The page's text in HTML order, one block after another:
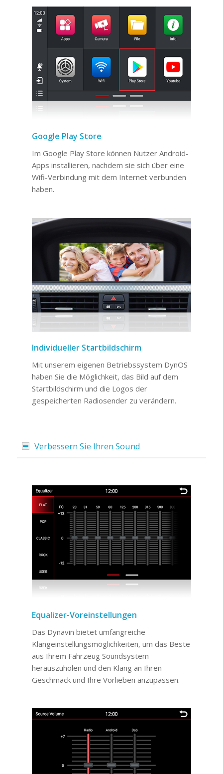
Google Play Store
Im Google Play Store können Nutzer Android-
Apps installieren, nachdem sie sich über eine
Wifi-Verbindung mit dem Internet verbunden
haben.
Individueller Startbildschirm
Mit unserem eigenen Betriebssystem DynOS
haben Sie die Möglichkeit, das Bild auf dem
Startbildschirm und die Logos der
gespeicherten Radiosender zu verändern.
Verbessern Sie Ihren Sound
Equalizer-Voreinstellungen
Das Dynavin bietet umfangreiche
Klangeinstellungsmöglichkeiten, um das Beste
aus Ihrem Fahrzeug Soundsystem
herauszuholen und den Klang an Ihren
Geschmack und Ihre Vorlieben anzupassen.